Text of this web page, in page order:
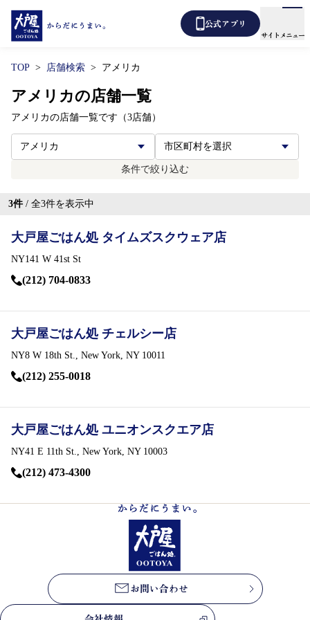
公式アプリ
サイトメニュー
メニュー
テイクアウト
デリバリー
あばうと大戸屋
よくあるご質問
各種表示について
お問い合わせ
会社情報
TOP 店舗検索 アメリカ
アメリカの店舗一覧
アメリカの店舗一覧です（3店舗）
条件で絞り込む
3件 / 全3件を表示中
大戸屋ごはん処 タイムズスクウェア店
NY141 W 41st St
(212) 704-0833
大戸屋ごはん処 チェルシー店
NY8 W 18th St., New York, NY 10011
(212) 255-0018
大戸屋ごはん処 ユニオンスクエア店
NY41 E 11th St., New York, NY 10003
(212) 473-4300
お問い合わせ